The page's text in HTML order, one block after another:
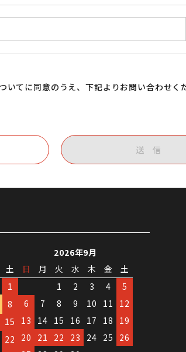
いてに同意のうえ、下記よりお問い合わせく
送 信
土
1
8
15
22
2026年9月
日
月 火 水 木 金
土
1
2 3 4
5
6
7 8 9 10 11
12
13
14 15 16 17 18
19
20
21 22 23 24 25
26